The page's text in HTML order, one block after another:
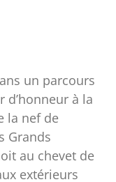
un parcours
d’honneur à la
la nef de
Grands
au chevet de
extérieurs